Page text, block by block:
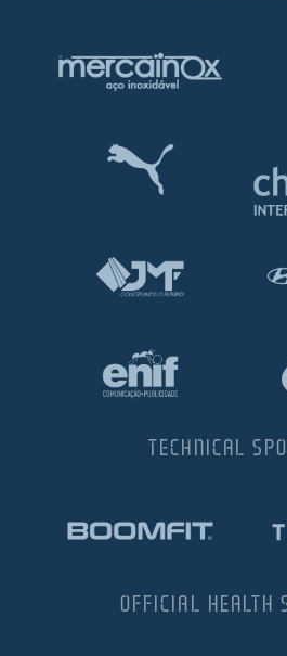
TECHNICAL
OFFICIAL HEALTH